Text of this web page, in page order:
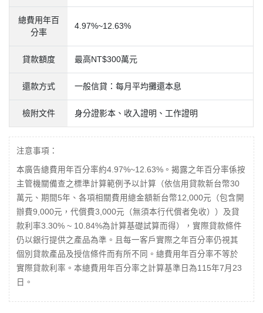
總費用年百
分率
4.97%~12.63%
貸款額度 最高NT$300萬元
還款方式 一般信貸：每月平均攤還本息
檢附文件 身分證影本、收入證明、工作證明
注意事項：
本廣告總費用年百分率約4.97%~12.63%。揭露之年百分率係按
主管機關備查之標準計算範例予以計算（依信用貸款新台幣30
萬元、期間5年、各項相關費用總金額新台幣12,000元（包含開
辦費9,000元，代償費3,000元（無須本行代償者免收））及貸
款利率3.30% ~ 10.84%為計算基礎試算而得），實際貸款條件
仍以銀行提供之產品為準。且每一客戶實際之年百分率仍視其
個別貸款產品及授信條件而有所不同。總費用年百分率不等於
實際貸款利率。本總費用年百分率之計算基準日為115年7月23
日。